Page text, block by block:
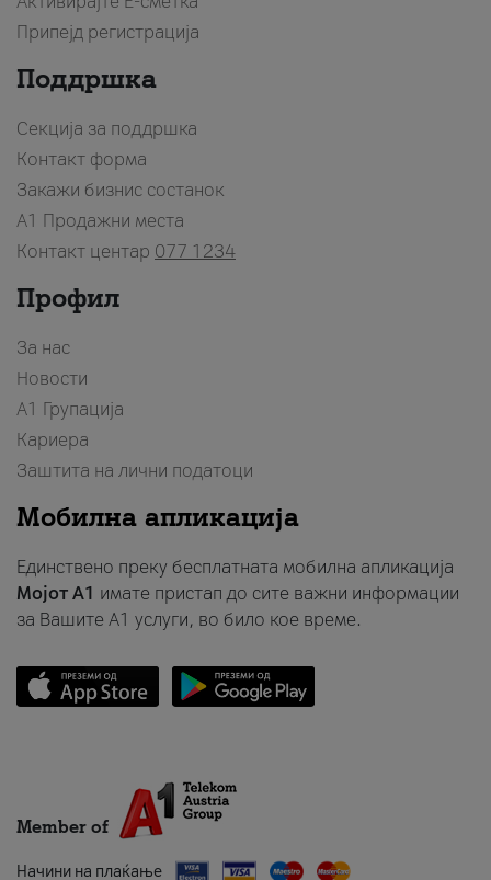
Припејд регистрација
Поддршка
Секција за поддршка
Контакт форма
Закажи бизнис состанок
A1 Продажни места
Контакт центар 077 1234
Профил
За нас
Новости
А1 Групација
Кариера
Заштита на лични податоци
Мобилна апликација
Единствено преку бесплатната мобилна апликација
Мојот A1 имате пристап до сите важни информации
за Вашите A1 услуги, во било кое време.
Member of
Начини на плаќање